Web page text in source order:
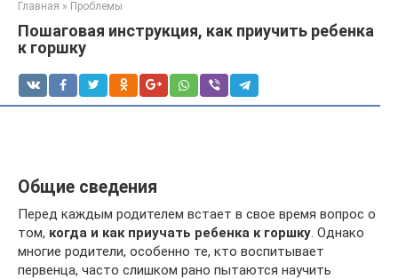
Главная » Проблемы
Пошаговая инструкция, как приучить ребенка
к горшку
Общие сведения
Перед каждым родителем встает в свое время вопрос о
том, когда и как приучать ребенка к горшку. Однако
многие родители, особенно те, кто воспитывает
первенца, часто слишком рано пытаются научить